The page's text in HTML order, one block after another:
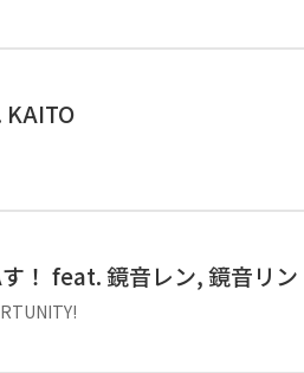
！ feat. 鏡音レン, 鏡音リン